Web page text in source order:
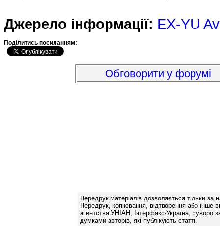
Джерело інформації: EX-YU
Подiлитись посиланням:
Обговорити у форумі
Передрук матеріалів дозволяється тільки за
Передрук, копіювання, відтворення або інше
агентства УНІАН, Інтерфакс-Україна, суворо
думками авторів, які публікують статті.